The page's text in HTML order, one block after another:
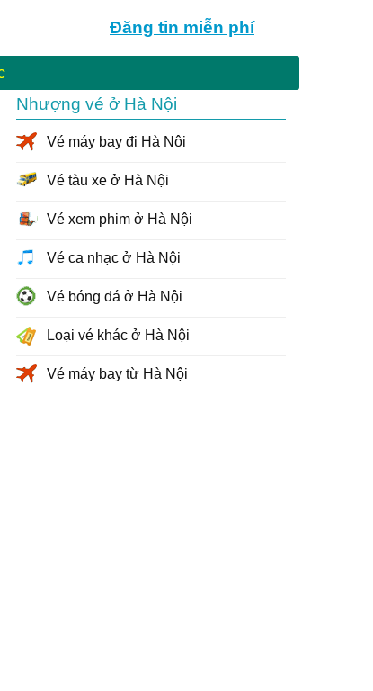
Đăng tin miễn phí
Nhượng vé ở Hà Nội
Vé máy bay đi Hà Nội
Vé tàu xe ở Hà Nội
Vé xem phim ở Hà Nội
Vé ca nhạc ở Hà Nội
Vé bóng đá ở Hà Nội
Loại vé khác ở Hà Nội
Vé máy bay từ Hà Nội